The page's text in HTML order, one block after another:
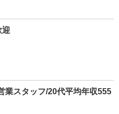
迎
業スタッフ/20代平均年収555